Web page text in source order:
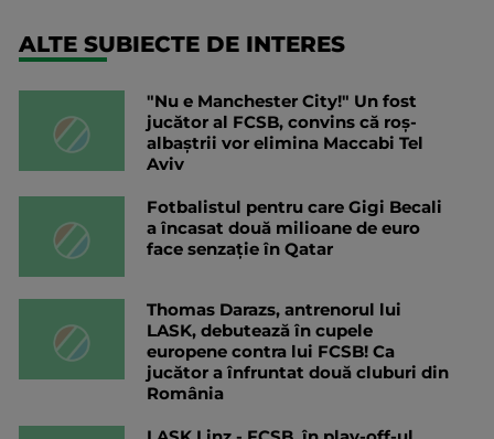
ALTE SUBIECTE DE INTERES
"Nu e Manchester City!" Un fost
jucător al FCSB, convins că roș-
albaștrii vor elimina Maccabi Tel
Aviv
Fotbalistul pentru care Gigi Becali
a încasat două milioane de euro
face senzație în Qatar
Thomas Darazs, antrenorul lui
LASK, debutează în cupele
europene contra lui FCSB! Ca
jucător a înfruntat două cluburi din
România